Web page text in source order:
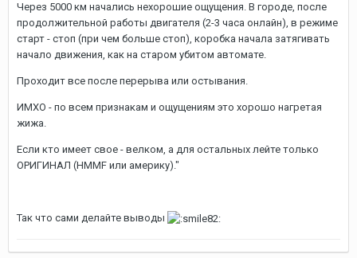
Через 5000 км начались нехорошие ощущения. В городе, после
продолжительной работы двигателя (2-3 часа онлайн), в режиме
старт - стоп (при чем больше стоп), коробка начала затягивать
начало движения, как на старом убитом автомате.
Проходит все после перерыва или остывания.
ИМХО - по всем признакам и ощущениям это хорошо нагретая
жижа.
Если кто имеет свое - велком, а для остальных лейте только
ОРИГИНАЛ (HMMF или америку)."
Так что сами делайте выводы